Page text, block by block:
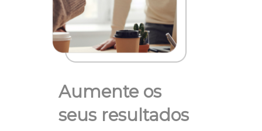
Aumente os
seus resultados